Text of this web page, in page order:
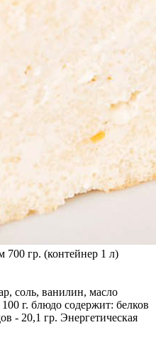
700 гр. (контейнер 1 л)
соль, ванилин, масло
г. блюдо содержит: белков
- 20,1 гр. Энергетическая